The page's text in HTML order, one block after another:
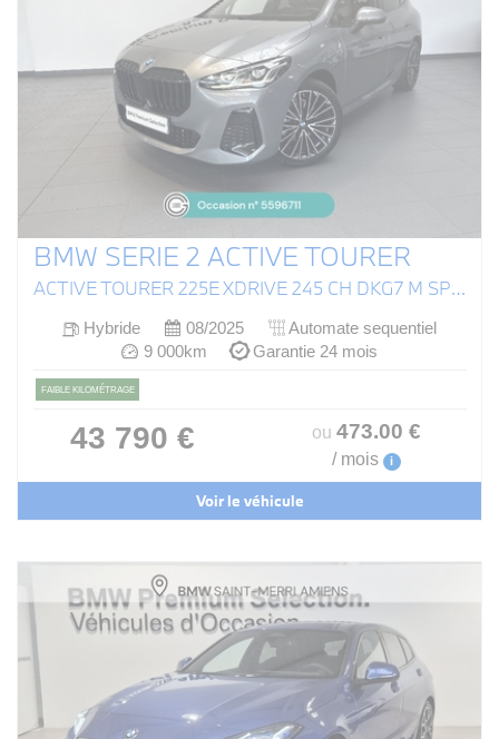
BMW SERIE 2 ACTIVE TOURER
ACTIVE TOURER 225E XDRIVE 245 CH DKG7 M SPORT
Hybride 08/2025
Automate sequentiel
9 000km
Garantie 24 mois
FAIBLE KILOMÉTRAGE
43 790 € ou 473.00 €
/ mois i
Voir le véhicule